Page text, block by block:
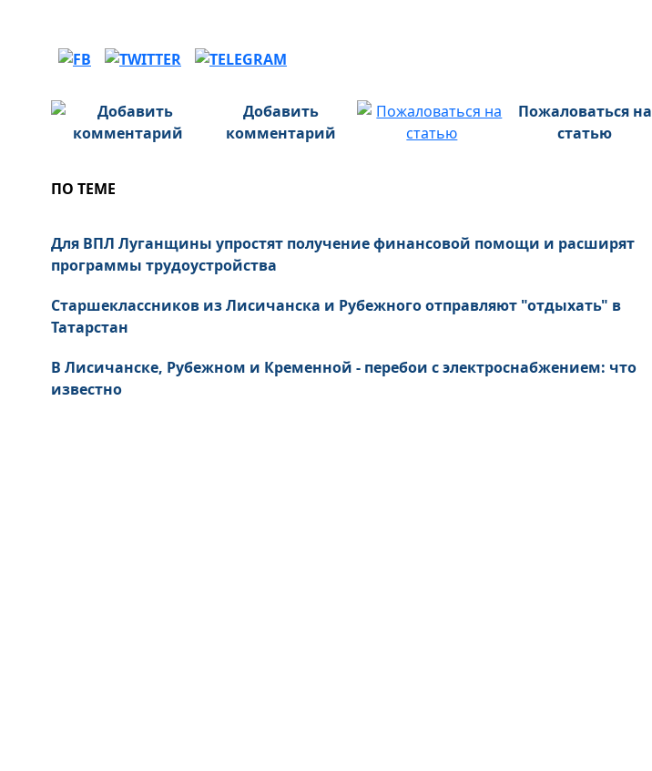
Добавить
комментарий
Пожаловаться на
статью
ПО ТЕМЕ
Для ВПЛ Луганщины упростят получение финансовой помощи и расширят
программы трудоустройства
Старшеклассников из Лисичанска и Рубежного отправляют "отдыхать" в
Татарстан
В Лисичанске, Рубежном и Кременной - перебои с электроснабжением: что
известно